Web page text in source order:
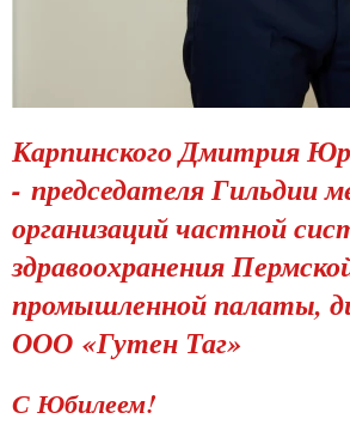
Карпинского Дмитрия
- председателя Гильдии
организаций частной
здравоохранения
промышленной палаты,
ООО «Гутен Таг»
С Юбилеем!